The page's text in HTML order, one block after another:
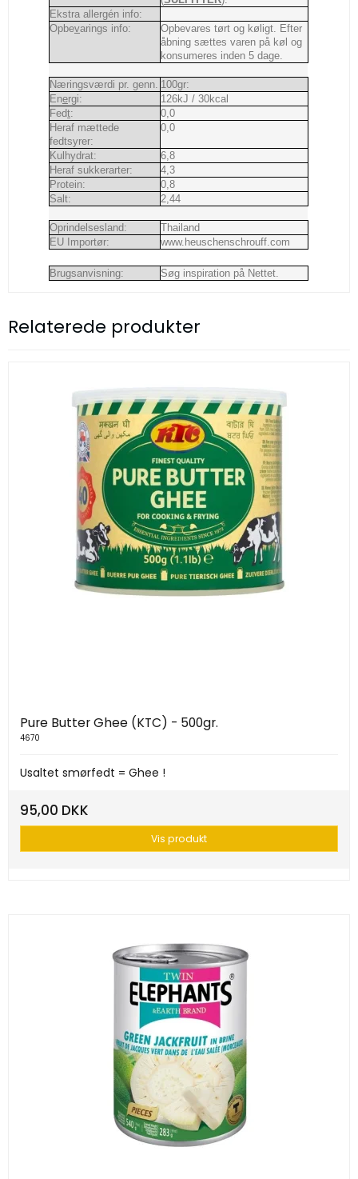
Ekstra allergén info:
Opbevarings info:
Opbevares tørt og køligt. Efter
åbning sættes varen på køl og
konsumeres inden 5 dage.
Næringsværdi pr. genn. 100gr:
Energi:
126kJ / 30kcal
Fedt:
0,0
Heraf mættede
fedtsyrer:
0,0
Kulhydrat:
6,8
Heraf sukkerarter:
4,3
Protein:
0,8
Salt:
2,44
Oprindelsesland:
Thailand
EU Importør:
www.heuschenschrouff.com
Brugsanvisning: Søg inspiration på Nettet.
Relaterede produkter
Pure Butter Ghee (KTC) - 500gr.
4670
Usaltet smørfedt = Ghee !
95,00 DKK
Vis produkt